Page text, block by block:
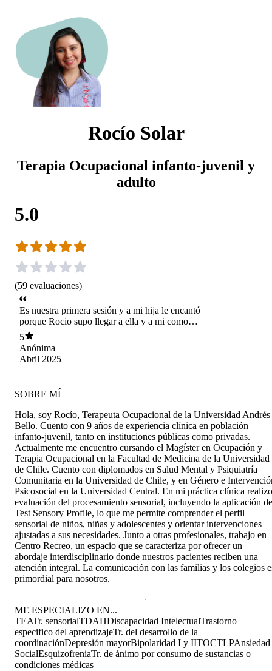
Rocío Solar
Terapia Ocupacional infanto-juvenil y
adulto
5.0
(59 evaluaciones)
Es nuestra primera sesión y a mi hija le encantó
porque Rocio supo llegar a ella y a mi como
madre también me gustó por que me explico
varias cosas que no entendía.
5
Anónima
Abril 2025
SOBRE MÍ
Hola, soy Rocío, Terapeuta Ocupacional de la Universidad Andrés
Bello. Cuento con 9 años de experiencia clínica en población
infanto-juvenil, tanto en instituciones públicas como privadas.
Actualmente me encuentro cursando el Magíster en Ocupación y
Terapia Ocupacional en la Facultad de Medicina de la Universidad
de Chile. Cuento con diplomados en Salud Mental y Psiquiatría
Comunitaria en la Universidad de Chile, y en Género e
Psicosocial en la Universidad Central. En mi práctica clínica realizo
evaluación del procesamiento sensorial, incluyendo la aplicación
Test Sensory Profile, lo que me permite comprender el perfil
sensorial de niños, niñas y adolescentes y orientar intervenciones
ajustadas a sus necesidades. Junto a otras profesionales, trabajo en
Centro Recreo, un espacio que se caracteriza por ofrecer un
abordaje interdisciplinario donde nuestros pacientes reciben una
atención integral. La comunicación con las familias y los colegios
primordial para nosotros.
ME ESPECIALIZO EN...
TEATr. sensorialTDAHDiscapacidad IntelectualTrastorno
especifico del aprendizajeTr. del desarrollo de la
coordinaciónDepresión mayorBipolaridad I y IITOCTLPAnsiedad
SocialEsquizofreniaTr. de ánimo por consumo de sustancias o
condiciones médicas